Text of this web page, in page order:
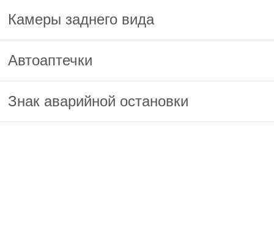
Камеры заднего вида
Автоаптечки
Знак аварийной остановки